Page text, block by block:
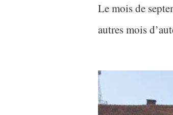
Le mois de
autres mois